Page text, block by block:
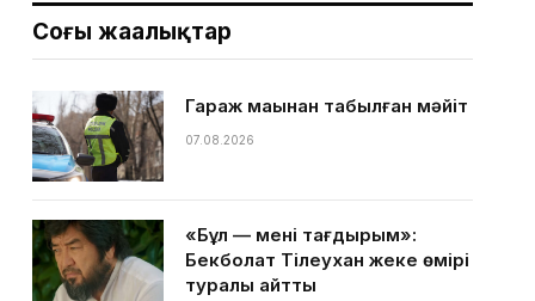
Соңғы жаңалықтар
Гараж маңынан табылған мәйіт
07.08.2026
«Бұл — менің тағдырым»:
Бекболат Тілеухан жеке өмірі
туралы айтты